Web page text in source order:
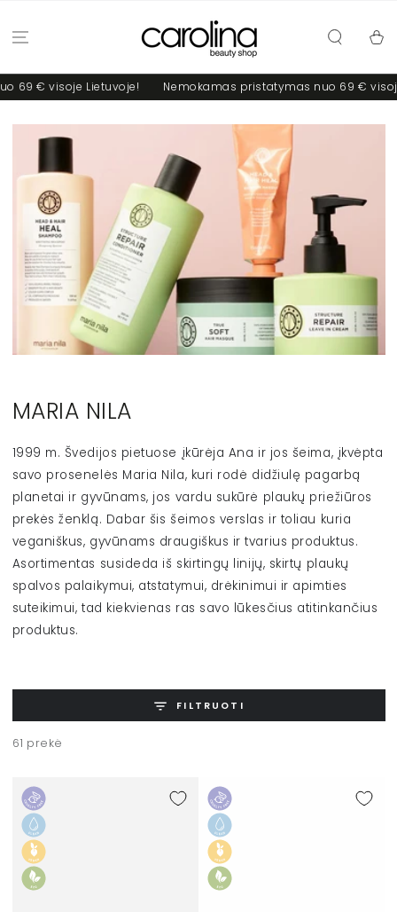
visoje Lietuvoje! Nemokamas pristatymas nuo 69 € visoje
MARIA NILA
1999 m. Švedijos pietuose įkūrėja Ana ir jos šeima, įkvėpta
savo prosenelės Maria Nila, kuri rodė didžiulę pagarbą
planetai ir gyvūnams, jos vardu sukūrė plaukų priežiūros
prekės ženklą. Dabar šis šeimos verslas ir toliau kuria
veganiškus, gyvūnams draugiškus ir tvarius produktus.
Asortimentas susideda iš skirtingų linijų, skirtų plaukų
spalvos palaikymui, atstatymui, drėkinimui ir apimties
suteikimui, tad kiekvienas ras savo lūkesčius atitinkančius
produktus.
FILTRUOTI
61 prekė